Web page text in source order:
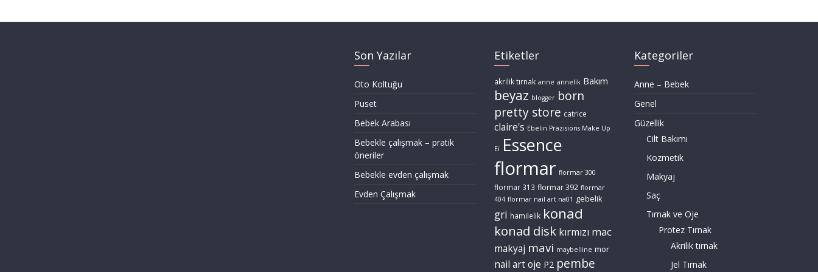
Son Yazılar
Oto Koltuğu
Puset
Bebek Arabası
Bebekle çalışmak – pratik
öneriler
Bebekle evden çalışmak
Evden Çalışmak
Etiketler
akrilik tırnak anne annelik Bakım
beyaz blogger born
pretty store catrice
claire's Ebelin Präzisions Make Up
Ei Essence
flormar flormar 300
flormar 313 flormar 392 flormar
404 flormar nail art na01 gebelik
gri hamilelik konad
konad disk kırmızı mac
makyaj mavi maybelline mor
nail artoje P2 pembe
Kategoriler
Anne – Bebek
Genel
Güzellik
Cilt Bakımı
Kozmetik
Makyaj
Saç
Tırnak ve Oje
Protez Tırnak
Akrilik tırnak
Jel Tırnak